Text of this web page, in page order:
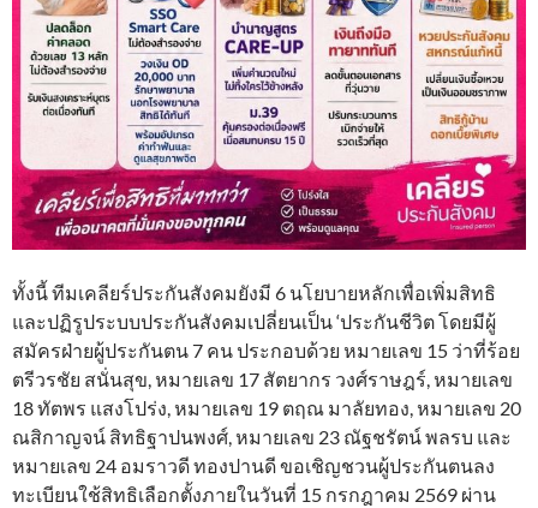
ทั้งนี้ ทีมเคลียร์ประกันสังคมยังมี 6 นโยบายหลักเพื่อเพิ่มสิทธิ
และปฏิรูประบบประกันสังคมเปลี่ยนเป็น ‘ประกันชีวิต โดยมีผู้
สมัครฝ่ายผู้ประกันตน 7 คน ประกอบด้วย หมายเลข 15 ว่าที่ร้อย
ตรีวรชัย สนั่นสุข, หมายเลข 17 สัตยากร วงศ์ราษฎร์, หมายเลข
18 ทัตพร แสงโปร่ง, หมายเลข 19 ตฤณ มาลัยทอง, หมายเลข 20
ณสิกาญจน์ สิทธิฐาปนพงศ์, หมายเลข 23 ณัฐชรัตน์ พลรบ และ
หมายเลข 24 อมราวดี ทองปานดี ขอเชิญชวนผู้ประกันตนลง
ทะเบียนใช้สิทธิเลือกตั้งภายในวันที่ 15 กรกฎาคม 2569 ผ่าน